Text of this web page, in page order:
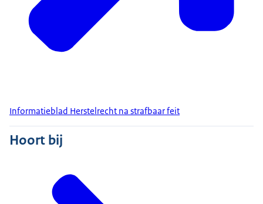
Informatieblad Herstelrecht na strafbaar feit
Hoort bij